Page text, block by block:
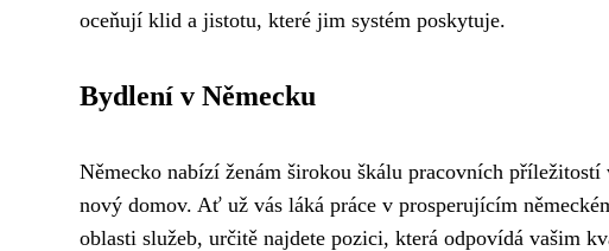
oceňují klid a jistotu, které jim systém poskytuje.
Bydlení v Německu
Německo nabízí ženám širokou škálu pracovních
nový domov. Ať už vás láká práce v prosperujícím
oblasti služeb, určitě najdete pozici, která odpovídá vašim